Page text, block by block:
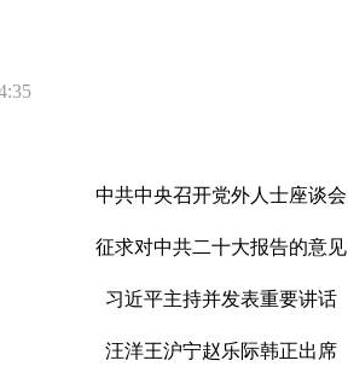
中共中央召开党外人士座谈会
征求对中共二十大报告的意见
习近平主持并发表重要讲话
汪洋王沪宁赵乐际韩正出席